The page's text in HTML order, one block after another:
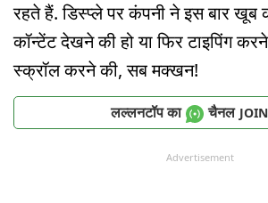
रहते हैं. डिस्प्ले पर कंपनी ने इस बार खूब
कॉन्टेंट देखने की हो या फिर टाइपिंग
स्क्रॉल करने की, सब मक्खन!
लल्लनटॉप का चैनल JOIN
Advertisement